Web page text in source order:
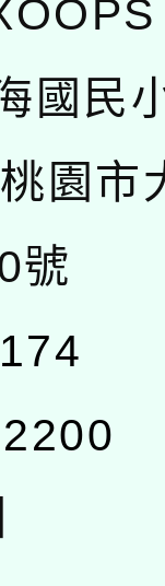
國民
園市
號